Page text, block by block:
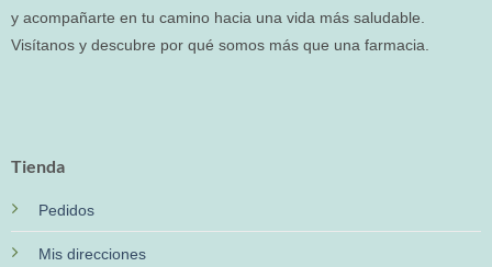
y acompañarte en tu camino hacia una vida más saludable.
Visítanos y descubre por qué somos más que una farmacia.
Tienda
Pedidos
Mis direcciones